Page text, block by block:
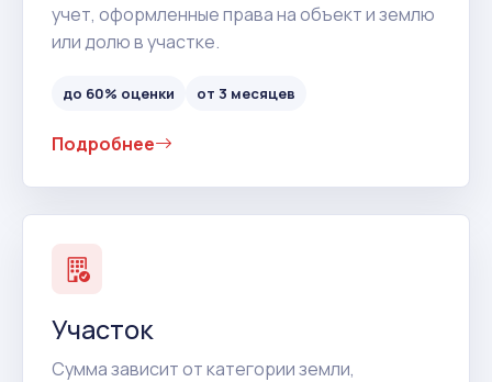
учет, оформленные права на объект и землю
или долю в участке.
до 60% оценки от 3 месяцев
Подробнее
Участок
Сумма зависит от категории земли,